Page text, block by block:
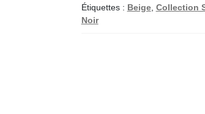
Sortilège
-
Étiquettes : Beige, Collection
Noir